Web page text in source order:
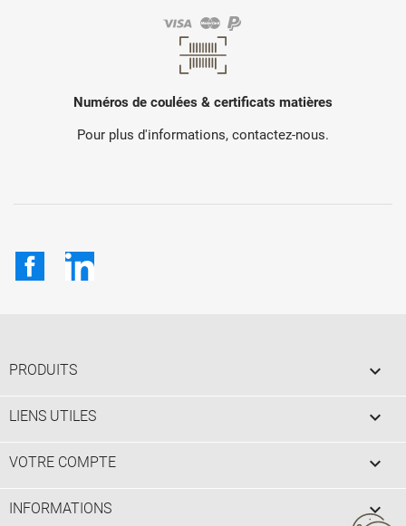
Numéros de coulées & certificats matières
Pour plus d'informations, contactez-nous.
FacebookLinkedIn
PRODUITS 
LIENS UTILES 
VOTRE COMPTE 
INFORMATIONS keyboard_arrow_down